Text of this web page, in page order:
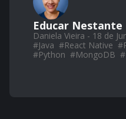
Educar Nestante
Daniela Vieira - 18 de
#Java #React Native #
#Python #MongoDB #